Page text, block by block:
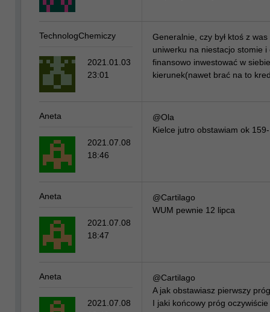
Generalnie, czy był ktoś z
uniwerku na niestacjo stomie i
finansowo inwestować w
kierunek(nawet brać na to
TechnologChemiczy
2021.01.03
23:01
@Ola
Kielce jutro obstawiam ok
Aneta
2021.07.08
18:46
@Cartilago
WUM pewnie 12 lipca
Aneta
2021.07.08
18:47
@Cartilago
A jak obstawiasz pierwszy
I jaki końcowy próg oczywiście
Aneta
2021.07.08